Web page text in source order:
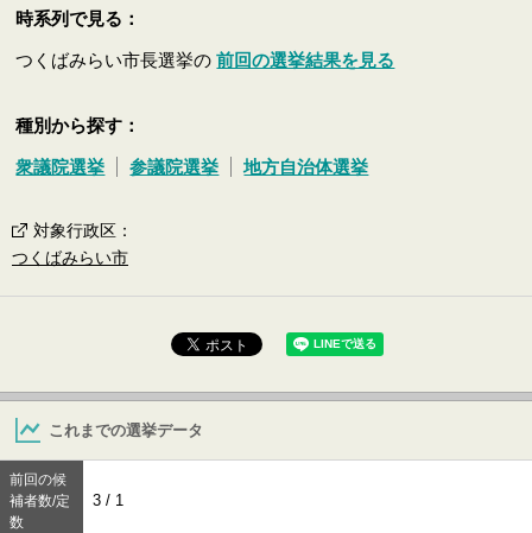
時系列で見る：
つくばみらい市長選挙の前回の選挙結果を見る
種別から探す：
衆議院選挙 参議院選挙 地方自治体選挙
対象行政区 ：
つくばみらい市
これまでの選挙データ
前回の候
補者数/定
数
3 / 1